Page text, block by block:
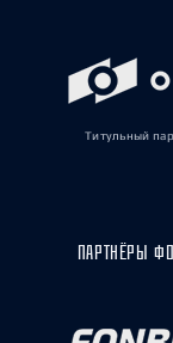
Титульный
ПАРТНЁРЫ